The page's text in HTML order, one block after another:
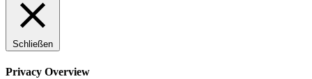
Schließen
Privacy Overview